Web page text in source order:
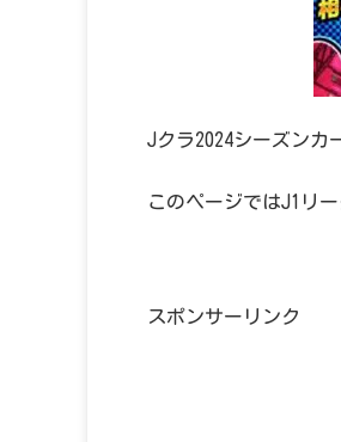
Jクラ2024シーズンカ
このページではJ1リ
スポンサーリンク